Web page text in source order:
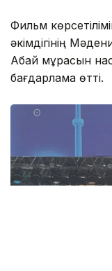
Фильм
әкімдігінің
Абай мұрасын
бағдарлама өтті.